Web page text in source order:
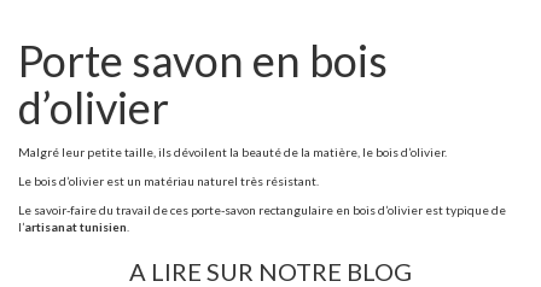
Porte savon en bois
d’olivier
Malgré leur petite taille, ils dévoilent la beauté de la matière, le bois d’olivier.
Le bois d’olivier est un matériau naturel très résistant.
Le savoir-faire du travail de ces porte-savon rectangulaire en bois d’olivier est typique de
l’artisanat tunisien
A LIRE SUR NOTRE BLOG